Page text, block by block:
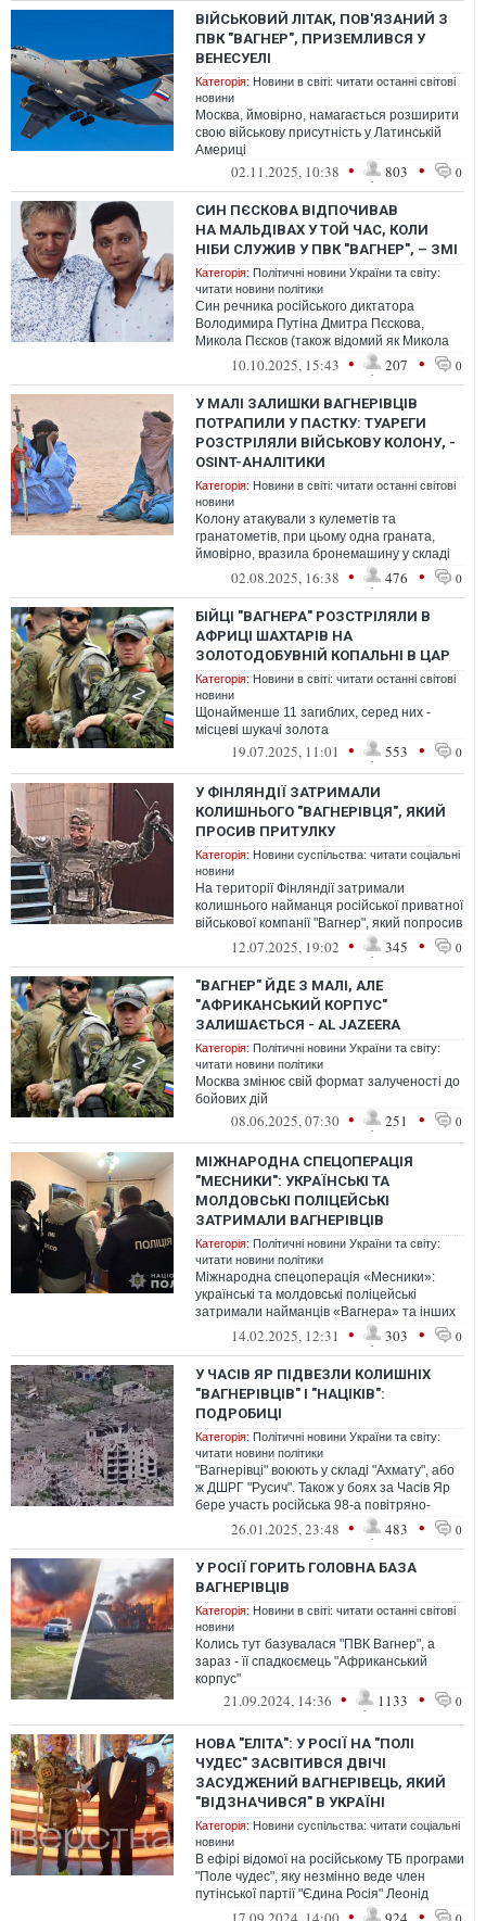
ВІЙСЬКОВИЙ ЛІТАК, ПОВ'ЯЗАНИЙ З
ПВК "ВАГНЕР", ПРИЗЕМЛИВСЯ У
ВЕНЕСУЕЛІ
Категорія: Новини в світі: читати останні світові
новини
Москва, ймовірно, намагається розширити
свою військову присутність у Латинській
Америці
02.11.2025, 10:38 • 803 • 0
СИН ПЄСКОВА ВІДПОЧИВАВ
НА МАЛЬДІВАХ У ТОЙ ЧАС, КОЛИ
НІБИ СЛУЖИВ У ПВК "ВАГНЕР", – ЗМІ
Категорія: Політичні новини України та світу:
читати новини політики
Син речника російського диктатора
Володимира Путіна Дмитра Пєскова,
Микола Пєсков (також відомий як Микола
Чоулз) стверджував, що служить
10.10.2025, 15:43 • 207 • 0
У МАЛІ ЗАЛИШКИ ВАГНЕРІВЦІВ
ПОТРАПИЛИ У ПАСТКУ: ТУАРЕГИ
РОЗСТРІЛЯЛИ ВІЙСЬКОВУ КОЛОНУ, -
OSINT-АНАЛІТИКИ
Категорія: Новини в світі: читати останні світові
новини
Колону атакували з кулеметів та
гранатометів, при цьому одна граната,
ймовірно, вразила бронемашину у складі
конвою02.08.2025, 16:38 • 476 • 0
БІЙЦІ "ВАГНЕРА" РОЗСТРІЛЯЛИ В
АФРИЦІ ШАХТАРІВ НА
ЗОЛОТОДОБУВНІЙ КОПАЛЬНІ В ЦАР
Категорія: Новини в світі: читати останні світові
новини
Щонайменше 11 загиблих, серед них -
місцеві шукачі золота
19.07.2025, 11:01 • 553 • 0
У ФІНЛЯНДІЇ ЗАТРИМАЛИ
КОЛИШНЬОГО "ВАГНЕРІВЦЯ", ЯКИЙ
ПРОСИВ ПРИТУЛКУ
Категорія: Новини суспільства: читати соціальні
новини
На території Фінляндії затримали
колишнього найманця російської приватної
військової компанії "Вагнер", який попросив
притулку в країні
12.07.2025, 19:02 • 345 • 0
"ВАГНЕР" ЙДЕ З МАЛІ, АЛЕ
"АФРИКАНСЬКИЙ КОРПУС"
ЗАЛИШАЄТЬСЯ - AL JAZEERA
Категорія: Політичні новини України та світу:
читати новини політики
Москва змінює свій формат залученості до
бойових дій
08.06.2025, 07:30 • 251 • 0
МІЖНАРОДНА СПЕЦОПЕРАЦІЯ
"МЕСНИКИ": УКРАЇНСЬКІ ТА
МОЛДОВСЬКІ ПОЛІЦЕЙСЬКІ
ЗАТРИМАЛИ ВАГНЕРІВЦІВ
Категорія: Політичні новини України та світу:
читати новини політики
Міжнародна спецоперація «Месники»:
українські та молдовські поліцейські
затримали найманців «Вагнера» та інших
незаконних збройних формувань, які
14.02.2025, 12:31 • 303 • 0
У ЧАСІВ ЯР ПІДВЕЗЛИ КОЛИШНІХ
"ВАГНЕРІВЦІВ" І "НАЦІКІВ":
ПОДРОБИЦІ
Категорія: Політичні новини України та світу:
читати новини політики
"Вагнерівці" воюють у складі "Ахмату", або
ж ДШРГ "Русич". Також у боях за Часів Яр
бере участь російська 98-а повітряно-
десантна дивізія
26.01.2025, 23:48 • 483 • 0
У РОСІЇ ГОРИТЬ ГОЛОВНА БАЗА
ВАГНЕРІВЦІВ
Категорія: Новини в світі: читати останні світові
новини
Колись тут базувалася "ПВК Вагнер", а
зараз - її спадкоємець "Африканський
корпус"
21.09.2024, 14:36 • 1133 • 0
НОВА "ЕЛІТА": У РОСІЇ НА "ПОЛІ
ЧУДЕС" ЗАСВІТИВСЯ ДВІЧІ
ЗАСУДЖЕНИЙ ВАГНЕРІВЕЦЬ, ЯКИЙ
"ВІДЗНАЧИВСЯ" В УКРАЇНІ
Категорія: Новини суспільства: читати соціальні
новини
В ефірі відомої на російському ТБ програми
"Поле чудес", яку незмінно веде член
путінської партії "Єдина Росія" Леонід
Якубович, засвітився вагнерівец...
• •